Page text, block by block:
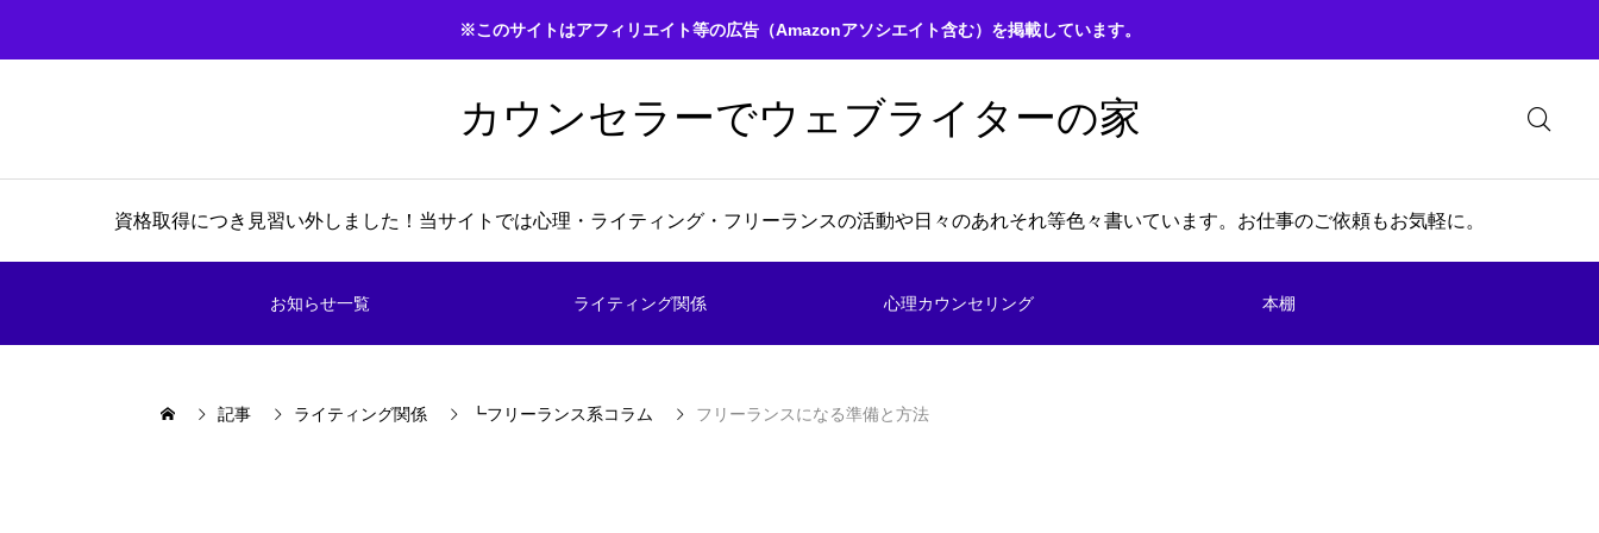
※このサイトはアフィリエイト等の広告（Amazonアソシエイト含む）を掲載しています。
カウンセラーでウェブライターの家
資格取得につき見習い外しました！当サイトでは心理・ライティング・フリーランスの活動や日々のあれそれ等色々書いています。お仕事のご依頼もお気軽に。
お知らせ一覧 ライティング関係 心理カウンセリング 本棚
記事 ライティング関係 ┗フリーランス系コラム フリーランスになる準備と方法